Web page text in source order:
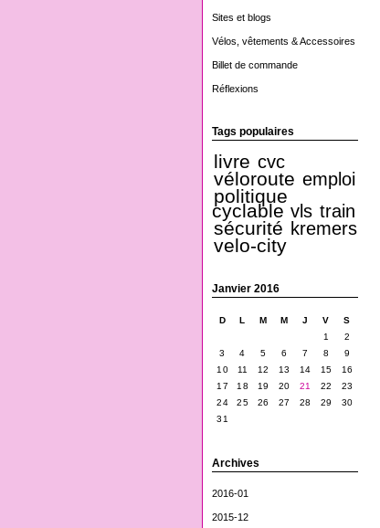
Sites et blogs
Vélos, vêtements & Accessoires
Billet de commande
Réflexions
Tags populaires
livre cvc
véloroute emploi
politique
cyclable vls train
sécurité kremers
velo-city
Janvier 2016
D L M M J V
S
1
2
3
4 5 6 7 8
9
10
11 12 13 14 15
16
17
18 19 20 21 22
23
24
25 26 27 28 29
30
31
Archives
2016-01
2015-12